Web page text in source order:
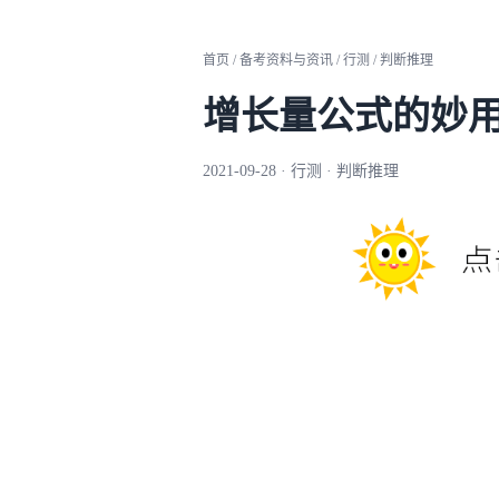
首页 / 备考资料与资讯 / 行测 / 判断推理
增长量公式的妙
2021-09-28 · 行测 · 判断推理